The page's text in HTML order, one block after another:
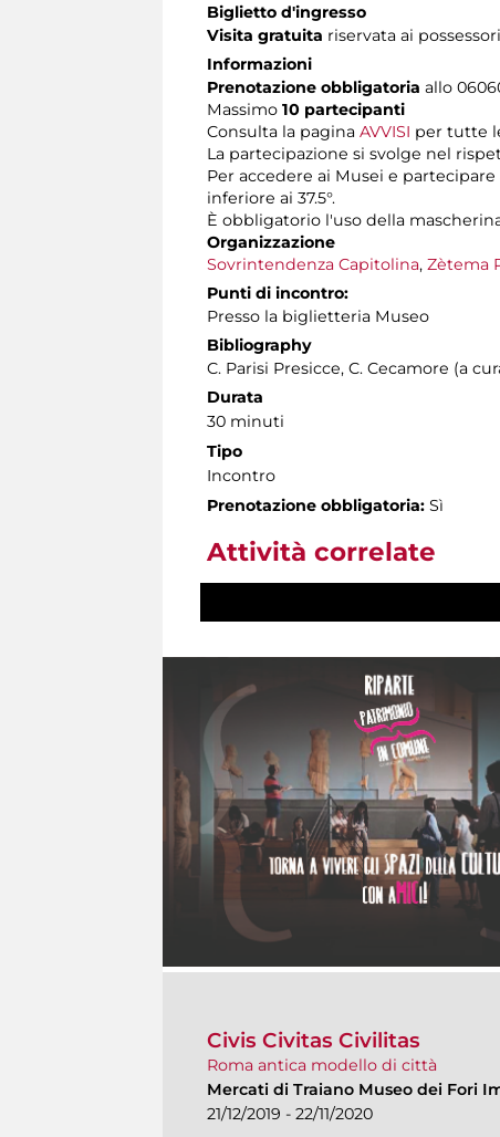
Biglietto d'ingresso
Visita gratuita riservata ai
Informazioni
Prenotazione obbligatoria allo
Massimo 10 partecipanti
Consulta la pagina AVVISI per tutte
La partecipazione si svolge nel
Per accedere ai Musei e
inferiore ai 37.5°.
È obbligatorio l'uso della
Organizzazione
Sovrintendenza Capitolina, Zètema
Punti di incontro:
Presso la biglietteria Museo
Bibliography
C. Parisi Presicce, C. Cecamore (a
Durata
30 minuti
Tipo
Incontro
Prenotazione obbligatoria: Sì
Attività correlate
Civis Civitas Civilitas
Roma antica modello di città
Mercati di Traiano Museo dei Fori
21/12/2019 - 22/11/2020